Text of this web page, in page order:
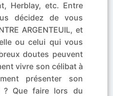
Herblay, etc. Entre
décidez de vous
ARGENTEUIL, et
ou celui qui vous
doutes peuvent
vivre son célibat à
présenter son
Que faire lors du